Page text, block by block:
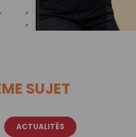
SUJET
ACTUALITÉS